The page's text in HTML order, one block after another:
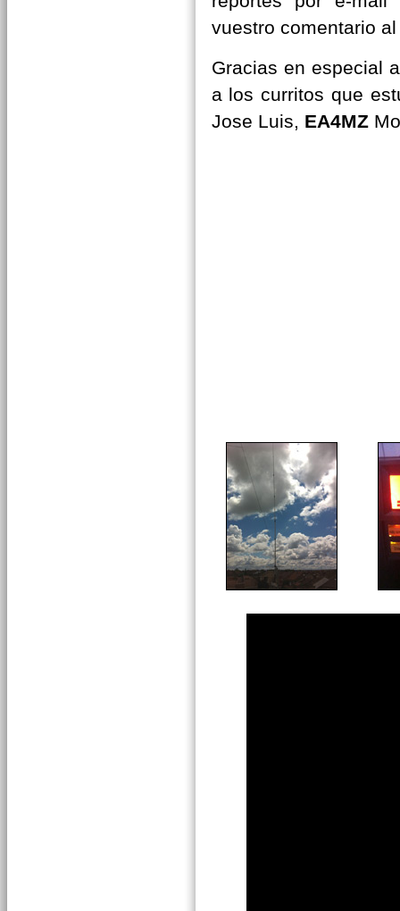
vuestro comentario
Gracias en especial
a los curritos que
Jose Luis, EA4MZ